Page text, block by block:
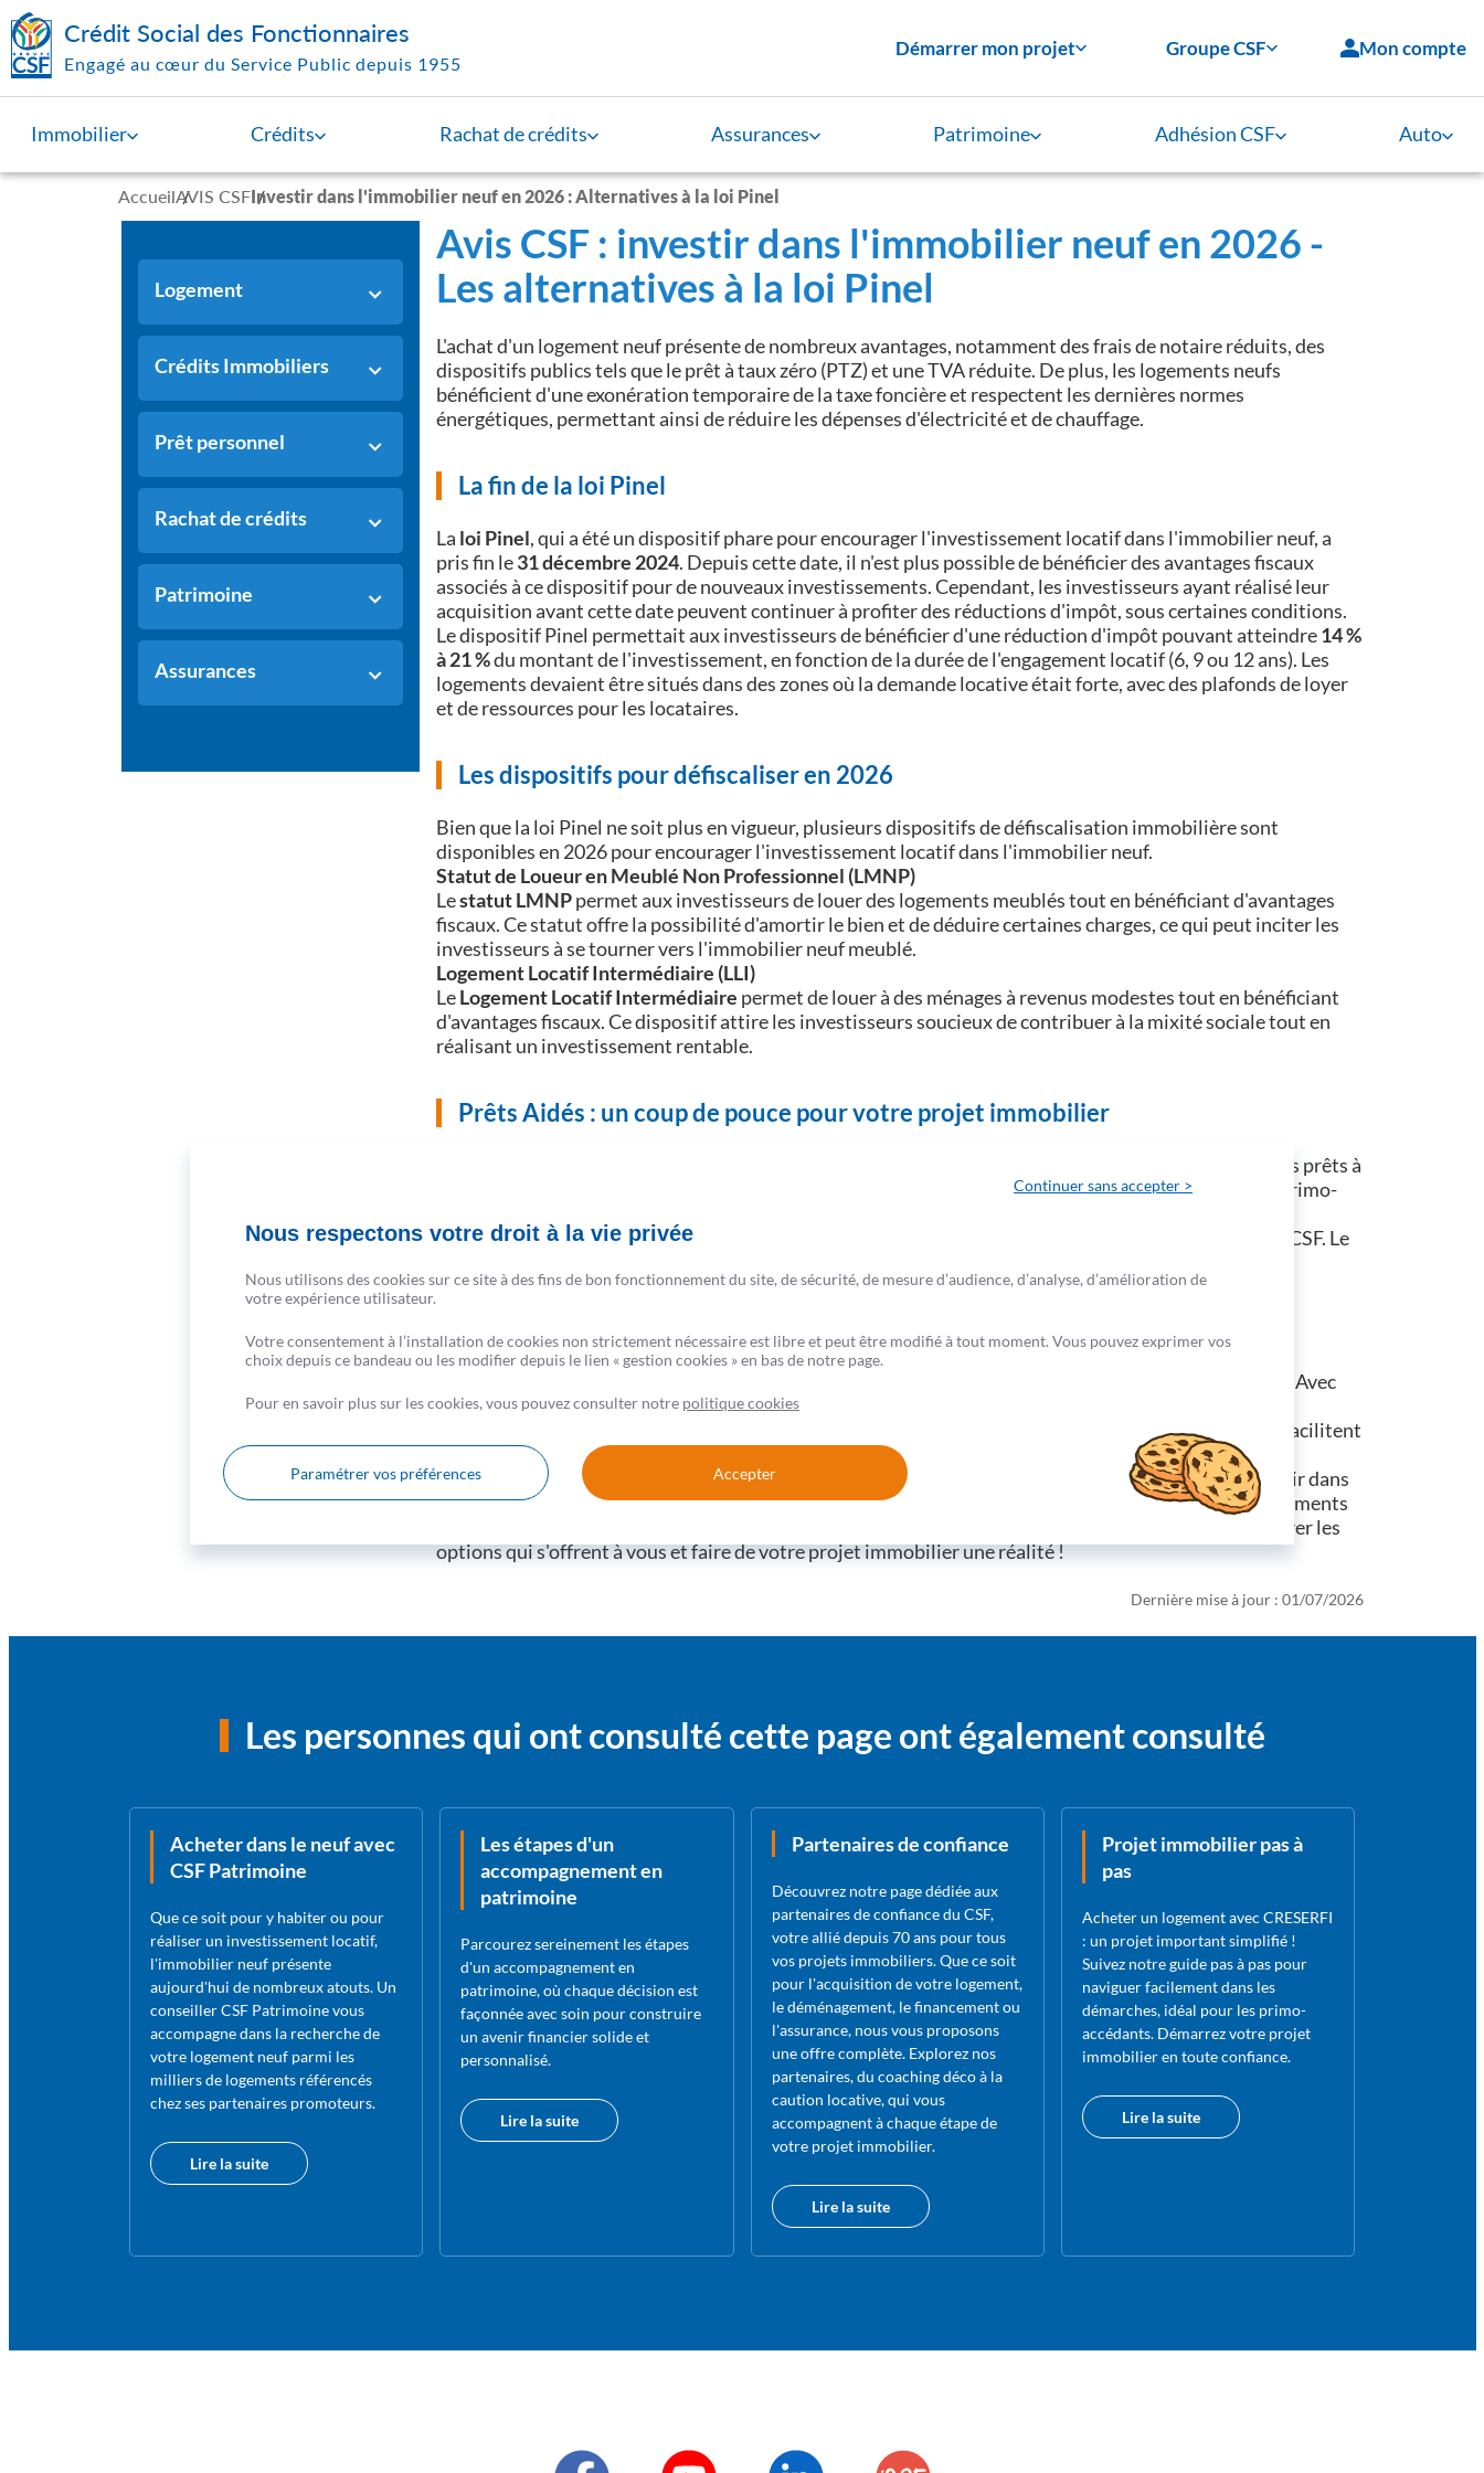
Aller au contenu principal
Crédit Social des Fonctionnaires
Engagé au cœur du Service Public depuis 1955
Démarrer mon projet Groupe CSF Mon compte
Immobilier Crédits Rachat de crédits Assurances Patrimoine Adhésion CSF Auto
AccueilAVIS CSFInvestir dans l'immobilier neuf en 2026 : Alternatives à la loi Pinel
Logement
Crédits Immobiliers
Prêt personnel
Rachat de crédits
Patrimoine
Assurances
Avis CSF : investir dans l'immobilier neuf en 2026 -
Les alternatives à la loi Pinel
L'achat d'un logement neuf présente de nombreux avantages, notamment des frais de notaire réduits, des
dispositifs publics tels que le prêt à taux zéro (PTZ) et une TVA réduite. De plus, les logements neufs
bénéficient d'une exonération temporaire de la taxe foncière et respectent les dernières normes
énergétiques, permettant ainsi de réduire les dépenses d'électricité et de chauffage.
La fin de la loi Pinel
La loi Pinel, qui a été un dispositif phare pour encourager l'investissement locatif dans l'immobilier neuf, a
pris fin le31 décembre 2024. Depuis cette date, il n'est plus possible de bénéficier des avantages fiscaux
associés à ce dispositif pour de nouveaux investissements. Cependant, les investisseurs ayant réalisé leur
acquisition avant cette date peuvent continuer à profiter des réductions d'impôt, sous certaines conditions.
Le dispositif Pinel permettait aux investisseurs de bénéficier d'une réduction d'impôt pouvant atteindre14 %
à 21 %du montant de l'investissement, en fonction de la durée de l'engagement locatif (6, 9 ou 12 ans). Les
logements devaient être situés dans des zones où la demande locative était forte, avec des plafonds de loyer
et de ressources pour les locataires.
Les dispositifs pour défiscaliser en 2026
Bien que la loi Pinel ne soit plus en vigueur, plusieurs dispositifs de défiscalisation immobilière sont
disponibles en 2026 pour encourager l'investissement locatif dans l'immobilier neuf.
Statut de Loueur en Meublé Non Professionnel (LMNP)
Lestatut LMNPpermet aux investisseurs de louer des logements meublés tout en bénéficiant d'avantages
fiscaux. Ce statut offre la possibilité d'amortir le bien et de déduire certaines charges, ce qui peut inciter les
investisseurs à se tourner vers l'immobilier neuf meublé.
Logement Locatif Intermédiaire (LLI)
LeLogement Locatif Intermédiaire permet de louer à des ménages à revenus modestes tout en bénéficiant
d'avantages fiscaux. Ce dispositif attire les investisseurs soucieux de contribuer à la mixité sociale tout en
réalisant un investissement rentable.
Prêts Aidés : un coup de pouce pour votre projet immobilier
propose des partenariats avec des administrations et des collectivités locales, offrant ainsi des prêts à
taux zéro ou réduits pour l'achat ou la rénovation d’un logement. Ces prêts sont souvent dédiés aux primo-
Bon à savoir :plus de3,2 millions d'agents de la fonction publique
ont un partenariat avec le Groupe CSF. Le
L'avis du CSF
Investir dans l'immobilier neuf en 2026 est une opportunité à ne pas manquer, même sans la loi Pinel. Avec
des dispositifs tels que le statut LMNP et le logement locatif intermédiaire, vous pouvez continuer à
bénéficier d'avantages fiscaux tout en contribuant à la mixité sociale. De plus, les prêts aidés du CSF facilitent
le financement de votre projet immobilier.
Ne laissez pas passer cette chance de dynamiser votre patrimoine immobilier. En choisissant d'investir dans
un logement neuf, vous vous positionnez sur un marché en pleine croissance, tout en profitant de logements
conformes aux normes énergétiques modernes. Contactez le Groupe CSF dès aujourd'hui pour explorer les
options qui s'offrent à vous et faire de votre projet immobilier une réalité !
Dernière mise à jour : 01/07/2026
Les personnes qui ont consulté cette page ont également consulté
Acheter dans le neuf avec
CSF Patrimoine
Que ce soit pour y habiter ou pour
réaliser un investissement locatif,
l'immobilier neuf présente
aujourd'hui de nombreux atouts. Un
conseiller CSF Patrimoine vous
accompagne dans la recherche de
votre logement neuf parmi les
milliers de logements référencés
chez ses partenaires promoteurs.
Lire la suite
Les étapes d'un
accompagnement en
patrimoine
Parcourez sereinement les étapes
d'un accompagnement en
patrimoine, où chaque décision est
façonnée avec soin pour construire
un avenir financier solide et
personnalisé.
Lire la suite
Partenaires de confiance
Découvrez notre page dédiée aux
partenaires de confiance du CSF,
votre allié depuis 70 ans pour tous
vos projets immobiliers. Que ce soit
pour l'acquisition de votre logement,
le déménagement, le financement ou
l'assurance, nous vous proposons
une offre complète. Explorez nos
partenaires, du coaching déco à la
caution locative, qui vous
accompagnent à chaque étape de
votre projet immobilier.
Lire la suite
Projet immobilier pas à
pas
Acheter un logement avec CRESERFI
: un projet important simplifié !
Suivez notre guide pas à pas pour
naviguer facilement dans les
démarches, idéal pour les primo-
accédants. Démarrez votre projet
immobilier en toute confiance.
Lire la suite
Continuer sans accepter >
Nous respectons votre droit à la vie privée
Nous utilisons des cookies sur ce site à des fins de bon fonctionnement du site, de sécurité, de mesure d’audience, d’analyse, d’amélioration de
votre expérience utilisateur.
Votre consentement à l’installation de cookies non strictement nécessaire est libre et peut être modifié à tout moment. Vous pouvez exprimer vos
choix depuis ce bandeau ou les modifier depuis le lien « gestion cookies » en bas de notre page.
Pour en savoir plus sur les cookies, vous pouvez consulter notre politique cookies
Paramétrer vos préférences Accepter